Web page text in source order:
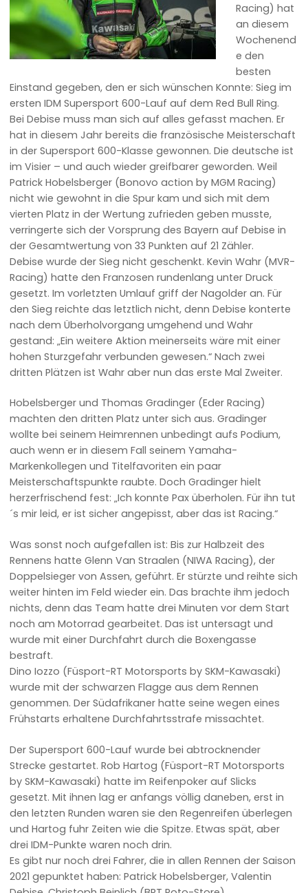
Racing) hat
an diesem
Wochenend
e den
besten
Einstand gegeben, den er sich wünschen Konnte: Sieg im
ersten IDM Supersport 600-Lauf auf dem Red Bull Ring.
Bei Debise muss man sich auf alles gefasst machen. Er
hat in diesem Jahr bereits die französische Meisterschaft
in der Supersport 600-Klasse gewonnen. Die deutsche ist
im Visier – und auch wieder greifbarer geworden. Weil
Patrick Hobelsberger (Bonovo action by MGM Racing)
nicht wie gewohnt in die Spur kam und sich mit dem
vierten Platz in der Wertung zufrieden geben musste,
verringerte sich der Vorsprung des Bayern auf Debise in
der Gesamtwertung von 33 Punkten auf 21 Zähler.
Debise wurde der Sieg nicht geschenkt. Kevin Wahr (MVR-
Racing) hatte den Franzosen rundenlang unter Druck
gesetzt. Im vorletzten Umlauf griff der Nagolder an. Für
den Sieg reichte das letztlich nicht, denn Debise konterte
nach dem Überholvorgang umgehend und Wahr
gestand: „Ein weitere Aktion meinerseits wäre mit einer
hohen Sturzgefahr verbunden gewesen.“ Nach zwei
dritten Plätzen ist Wahr aber nun das erste Mal Zweiter.
Hobelsberger und Thomas Gradinger (Eder Racing)
machten den dritten Platz unter sich aus. Gradinger
wollte bei seinem Heimrennen unbedingt aufs Podium,
auch wenn er in diesem Fall seinem Yamaha-
Markenkollegen und Titelfavoriten ein paar
Meisterschaftspunkte raubte. Doch Gradinger hielt
herzerfrischend fest: „Ich konnte Pax überholen. Für ihn tut
´s mir leid, er ist sicher angepisst, aber das ist Racing.“
Was sonst noch aufgefallen ist: Bis zur Halbzeit des
Rennens hatte Glenn Van Straalen (NIWA Racing), der
Doppelsieger von Assen, geführt. Er stürzte und reihte sich
weiter hinten im Feld wieder ein. Das brachte ihm jedoch
nichts, denn das Team hatte drei Minuten vor dem Start
noch am Motorrad gearbeitet. Das ist untersagt und
wurde mit einer Durchfahrt durch die Boxengasse
bestraft.
Dino Iozzo (Füsport-RT Motorsports by SKM-Kawasaki)
wurde mit der schwarzen Flagge aus dem Rennen
genommen. Der Südafrikaner hatte seine wegen eines
Frühstarts erhaltene Durchfahrtsstrafe missachtet.
Der Supersport 600-Lauf wurde bei abtrocknender
Strecke gestartet. Rob Hartog (Füsport-RT Motorsports
by SKM-Kawasaki) hatte im Reifenpoker auf Slicks
gesetzt. Mit ihnen lag er anfangs völlig daneben, erst in
den letzten Runden waren sie den Regenreifen überlegen
und Hartog fuhr Zeiten wie die Spitze. Etwas spät, aber
drei IDM-Punkte waren noch drin.
Es gibt nur noch drei Fahrer, die in allen Rennen der Saison
2021 gepunktet haben: Patrick Hobelsberger, Valentin